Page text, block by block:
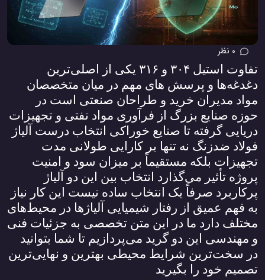
0 نظر
تفاوت استیل ۳۰۴ و ۳۱۶ یکی از اصلی‌ترین
دغدغه‌ها و پرسش‌ های مهم در میان متخصصان
مواد مدیران خرید و طراحان صنعتی است در
حوزه صنایع بزرگ از فرآوری مواد نفتی و تجهیزات
دریایی گرفته تا صنایع خوراکی انتخاب درست آلیاژ
فولاد ضدزنگ نه تنها بر کارایی طولانی مدت
تجهیزات بلکه مستقیماً بر میزان سود و امنیت
پروژه تأثیر می‌گذارد انتخاب بین این دو آلیاژ
پرکاربرد صرفاً یک انتخاب ساده نیست این کار نیاز
به فهم عمیق از رفتار شیمیایی آلیاژها در محیط‌های
مختلف دارد ما در این متن تخصصی به جزئیات فنی
و مهندسی این دو گرید می‌پردازیم تا شما بتوانید
در سخت‌ترین شرایط محیطی بهترین و نهایی‌ترین
تصمیم خود را بگیرید